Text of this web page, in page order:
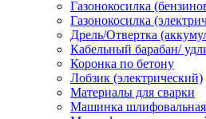
Газонокосилка
Газонокосилка
Дрель/Отвертка
Кабельный барабан/
Коронка по бетону
Лобзик (электрический)
Материалы для сварки
Машинка шлифовальная